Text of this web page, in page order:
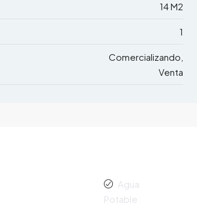
14 M2
1
Comercializando,
Venta
Agua
Potable